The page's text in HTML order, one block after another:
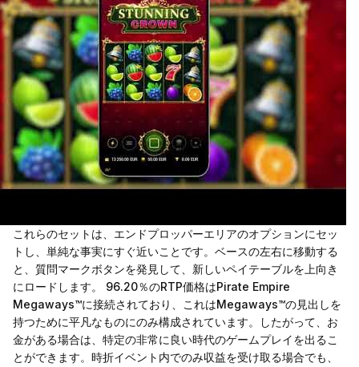
これらのセットは、エンドプロッパーエリアのオプションにセッ
トし、単純な事実にすぐ近いことです。ベースの左右に移動する
と、質問マークボタンを発見して、新しいペイテーブルを上向き
にロードします。 96.20％のRTP価格はPirate Empire
Megaways™に接続されており、これはMegaways™の見出しを
持つために平凡なものにのみ構成されています。したがって、お
金がある場合は、特定の非常に良い時代のゲームプレイを出るこ
とができます。時折イベント内でのみ収益を受け取る場合でも、